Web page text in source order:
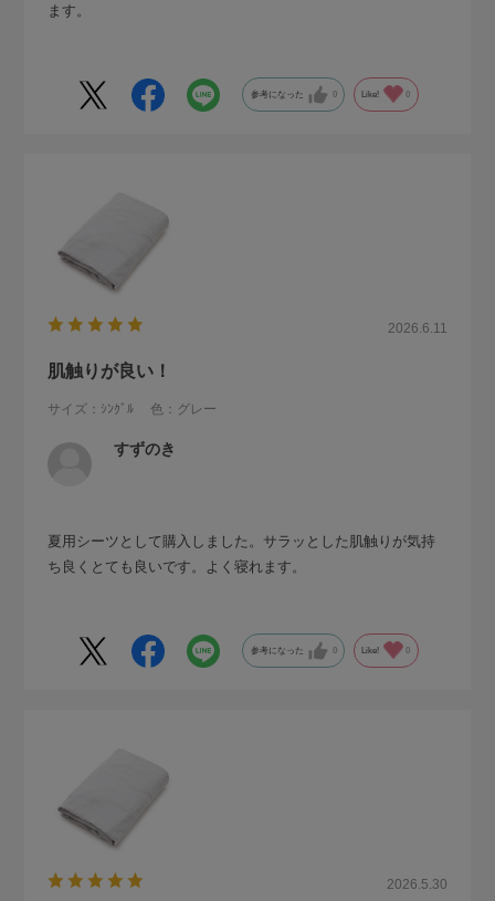
ます。
参考になった 0 Like! 0
2026.6.11
肌触りが良い！
サイズ：ｼﾝｸﾞﾙ 色：グレー
すずのき
夏用シーツとして購入しました。サラッとした肌触りが気持
ち良くとても良いです。よく寝れます。
参考になった 0 Like! 0
2026.5.30